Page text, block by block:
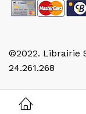
©2022. Librairie
24.261.268